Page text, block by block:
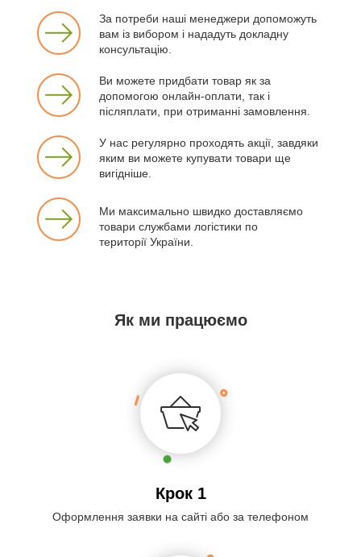
За потреби наші менеджери допоможуть
вам із вибором і нададуть докладну
консультацію.
Ви можете придбати товар як за
допомогою онлайн-оплати, так і
післяплати, при отриманні замовлення.
У нас регулярно проходять акції, завдяки
яким ви можете купувати товари ще
вигідніше.
Ми максимально швидко доставляємо
товари службами логістики по
території України.
Як ми працюємо
Крок 1
Оформлення заявки на сайті або за телефоном